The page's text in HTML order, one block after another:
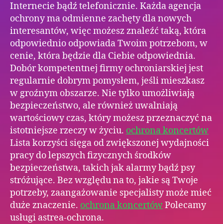
Internecie bądź telefonicznie. Każda agencja
ochrony ma odmienne zachęty dla nowych
interesantów, więc możesz znaleźć taką, która
odpowiednio odpowiada Twoim potrzebom, w
cenie, która będzie dla Ciebie odpowiednia.
Dobór kompetentnej firmy ochroniarskiej jest
regularnie dobrym pomysłem, jeśli mieszkasz
w groźnym obszarze. Nie tylko umożliwiają
bezpieczeństwo, ale również uwalniają
wartościowy czas, który możesz przeznaczyć na
istotniejsze rzeczy w życiu. ochrona koncertów
Lista korzyści sięga od zwiększonej wydajności
pracy do lepszych fizycznych środków
bezpieczeństwa, takich jak alarmy bądź psy
stróżujące. Bez względu na to, jakie są Twoje
potrzeby, zaangażowanie specjalisty może mieć
duże znaczenie. ochrona koncertówPolecamy
usługi astrea-ochrona.